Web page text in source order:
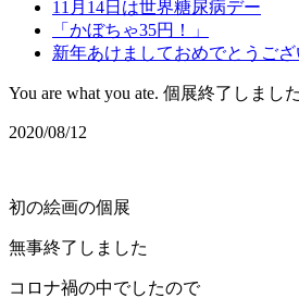
11月14日は世界糖尿病デー
「かぼちゃ35円！」
新年あけましておめでとうござ
You are what you ate. 個展終了しました
2020/08/12
初の絵画の個展
無事終了しました
コロナ禍の中でしたので